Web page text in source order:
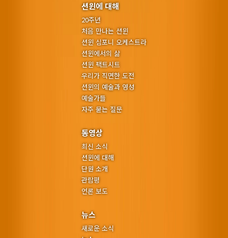
션윈에 대해
20주년
처음 만나는 션윈
션윈 심포니 오케스트라
션윈에서의 삶
션윈 팩트시트
우리가 직면한 도전
션윈의 예술과 영성
예술가들
자주 묻는 질문
동영상
최신 소식
션윈에 대해
단원 소개
관람평
언론 보도
뉴스
새로운 소식